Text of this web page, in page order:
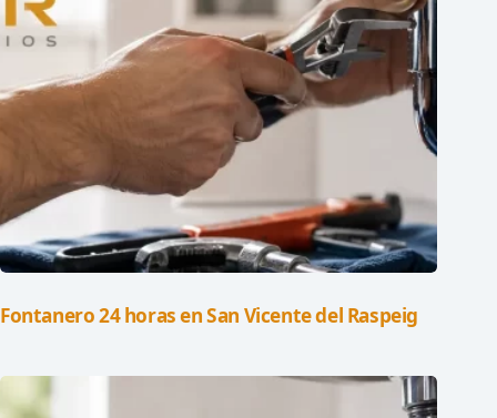
Fontanero 24 horas en San Vicente del Raspeig